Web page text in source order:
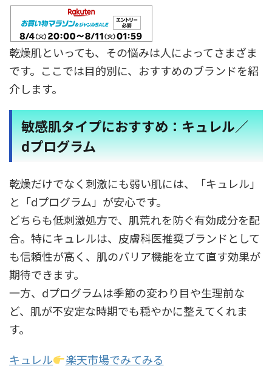
乾燥肌といっても、その悩みは人によってさまざま
です。ここでは目的別に、おすすめのブランドを紹
介します。
敏感肌タイプにおすすめ：キュレル／
dプログラム
乾燥だけでなく刺激にも弱い肌には、「キュレル」
と「dプログラム」が安心です。
どちらも低刺激処方で、肌荒れを防ぐ有効成分を配
合。特にキュレルは、皮膚科医推奨ブランドとして
も信頼性が高く、肌のバリア機能を立て直す効果が
期待できます。
一方、dプログラムは季節の変わり目や生理前な
ど、肌が不安定な時期でも穏やかに整えてくれま
す。
キュレル
楽天市場でみてみる